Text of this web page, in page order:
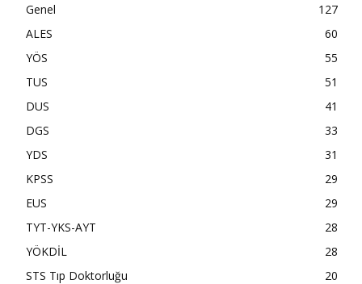
Genel
127
ALES
60
YÖS
55
TUS
51
DUS
41
DGS
33
YDS
31
KPSS
29
EUS
29
TYT-YKS-AYT
28
YÖKDİL
28
STS Tıp Doktorluğu
20